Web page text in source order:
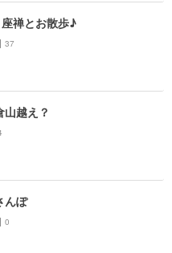
禅とお散歩♪
37
越え？
んぽ
0